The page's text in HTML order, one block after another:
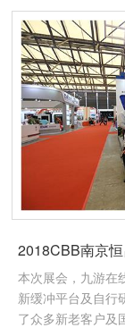
2018CBB南京
本次展会，九游在
新缓冲平台及自行
了众多新老客户及